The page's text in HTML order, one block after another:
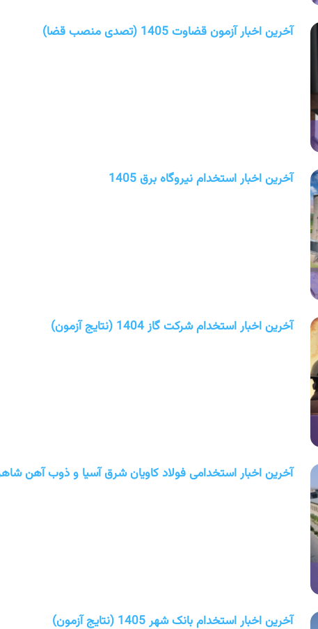
آخرین اخبار آزمون قضاوت 1405 (تصدی منصب قضا)
آخرین اخبار استخدام نیروگاه برق 1405
آخرین اخبار استخدام شرکت گاز 1404 (نتایج آزمون)
آخرین اخبار استخدامی فولاد کاویان شرق آسیا و ذوب آهن شاهرود 1405 (استخدام
آخرین اخبار استخدام بانک شهر 1405 (نتایج آزمون)